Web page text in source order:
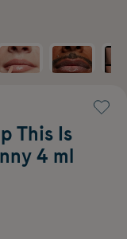
This Is
4 ml